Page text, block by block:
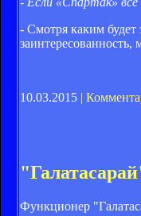
- Смотря каким
10.03.2015 |
Функционер